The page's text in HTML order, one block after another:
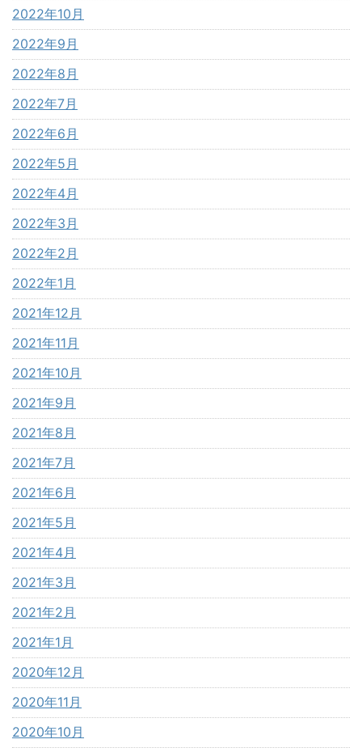
2022年10月
2022年9月
2022年8月
2022年7月
2022年6月
2022年5月
2022年4月
2022年3月
2022年2月
2022年1月
2021年12月
2021年11月
2021年10月
2021年9月
2021年8月
2021年7月
2021年6月
2021年5月
2021年4月
2021年3月
2021年2月
2021年1月
2020年12月
2020年11月
2020年10月